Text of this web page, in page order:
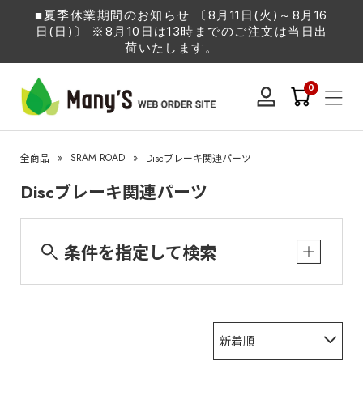
■夏季休業期間のお知らせ 〔8月11日(火)～8月16
日(日)〕 ※8月10日は13時までのご注文は当日出
荷いたします。
0
全商品 » SRAM ROAD » Discブレーキ関連パーツ
Discブレーキ関連パーツ
条件を指定して検索
新着順